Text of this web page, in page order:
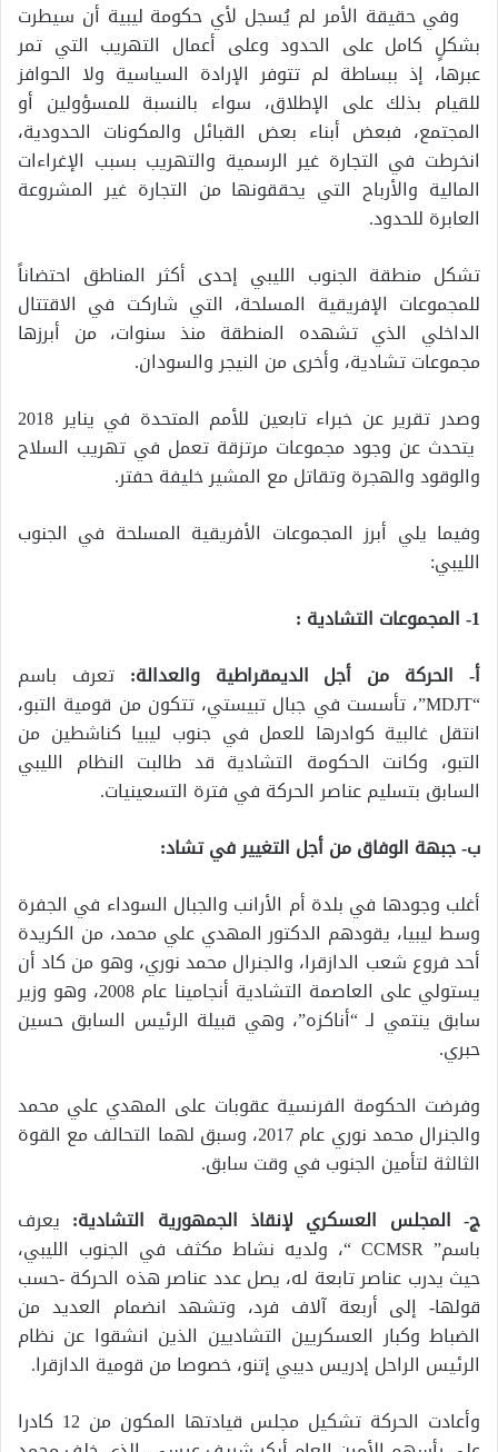
وفي حقيقة الأمر لم يُسجل لأي حكومة ليبية أن سيطرت
بشكلٍ كامل على الحدود وعلى أعمال التهريب التي تمر
عبرها، إذ ببساطة لم تتوفر الإرادة السياسية ولا الحوافز
للقيام بذلك على الإطلاق، سواء بالنسبة للمسؤولين أو
المجتمع، فبعض أبناء بعض القبائل والمكونات الحدودية،
انخرطت في التجارة غير الرسمية والتهريب بسبب الإغراءات
المالية والأرباح التي يحققونها من التجارة غير المشروعة
العابرة للحدود.
تشكل منطقة الجنوب الليبي إحدى أكثر المناطق احتضاناً
للمجموعات الإفريقية المسلحة، التي شاركت في الاقتتال
الداخلي الذي تشهده المنطقة منذ سنوات، من أبرزها
مجموعات تشادية، وأخرى من النيجر والسودان.
وصدر تقرير عن خبراء تابعين للأمم المتحدة في يناير 2018
يتحدث عن وجود مجموعات مرتزقة تعمل في تهريب السلاح
والوقود والهجرة وتقاتل مع المشير خليفة حفتر.
وفيما يلي أبرز المجموعات الأفريقية المسلحة في الجنوب
الليبي:
1- المجموعات التشادية :
أ- الحركة من أجل الديمقراطية والعدالة:تعرف باسم
“MDJT”، تأسست في جبال تبيستي، تتكون من قومية التبو،
انتقل غالبية كوادرها للعمل في جنوب ليبيا كناشطين من
التبو، وكانت الحكومة التشادية قد طالبت النظام الليبي
السابق بتسليم عناصر الحركة في فترة التسعينيات.
ب- جبهة الوفاق من أجل التغيير في تشاد:
أغلب وجودها في بلدة أم الأرانب والجبال السوداء في الجفرة
وسط ليبيا، يقودهم الدكتور المهدي علي محمد، من الكريدة
أحد فروع شعب الدازقرا، والجنرال محمد نوري، وهو من كاد أن
يستولي على العاصمة التشادية أنجامينا عام 2008، وهو وزير
سابق ينتمي لـ “أناكزه”، وهي قبيلة الرئيس السابق حسين
حبري.
وفرضت الحكومة الفرنسية عقوبات على المهدي علي محمد
والجنرال محمد نوري عام 2017، وسبق لهما التحالف مع القوة
الثالثة لتأمين الجنوب في وقت سابق.
ج- المجلس العسكري لإنقاذ الجمهورية التشادية: يعرف
باسم” CCMSR “، ولديه نشاط مكثف في الجنوب الليبي،
حيث يدرب عناصر تابعة له، يصل عدد عناصر هذه الحركة -حسب
قولها- إلى أربعة آلاف فرد، وتشهد انضمام العديد من
الضباط وكبار العسكريين التشاديين الذين انشقوا عن نظام
الرئيس الراحل إدريس ديبي إتنو، خصوصا من قومية الدازقرا.
وأعادت الحركة تشكيل مجلس قيادتها المكون من 12 كادرا